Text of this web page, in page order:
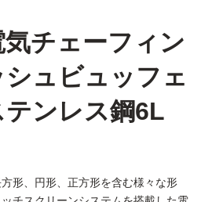
チェーフィン
ュビュッフェ
ンレス鋼6L
形、円形、正方形を含む様々な形